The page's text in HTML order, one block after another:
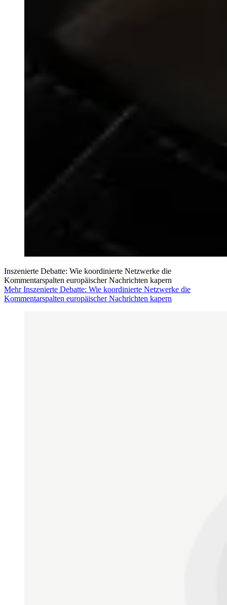
Inszenierte Debatte: Wie koordinierte Netzwerke die
Kommentarspalten europäischer Nachrichten kapern
Mehr Inszenierte Debatte: Wie koordinierte Netzwerke die
Kommentarspalten europäischer Nachrichten kapern